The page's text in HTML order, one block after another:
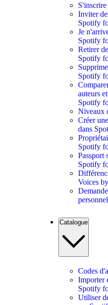
Inviter
Spotify
Je
Spotify
Retirer
Spotify
Spotify
auteurs
Spotify
Niveaux
Créer
dans
Spotify
Passport
Spotify
Voices
Catalogue
Codes
Importer
Spotify
Utiliser